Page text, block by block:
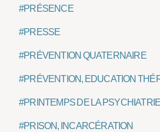
#PRÉSENCE
#PRESSE
#PRÉVENTION QUATERNAIRE
#PRÉVENTION, EDUCATION
#PRINTEMPS DE LA PSYCHIATRIE
#PRISON, INCARCÉRATION